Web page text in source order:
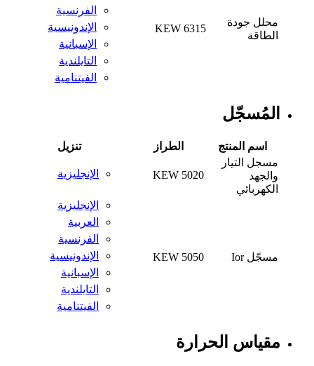
محلل جودة
الطاقة
KEW 6315
الفرنسية
الإندونيسية
الإسبانية
التايلندية
الفيتنامية
المُسجّل
اسم المنتج الطراز
تنزيل
مسجل التيار
والجهد
الكهربائي
KEW 5020 الإنجليزية
مسجّل Ior KEW 5050
الإنجليزية
العربية
الفرنسية
الإندونيسية
الإسبانية
التايلندية
الفيتنامية
مقياس الحرارة